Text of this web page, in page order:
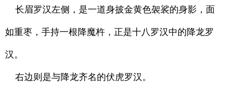
长眉罗汉左侧，是一道身披金黄色袈裟的身影，面
如重枣，手持一根降魔杵，正是十八罗汉中的降龙罗
汉。
右边则是与降龙齐名的伏虎罗汉。